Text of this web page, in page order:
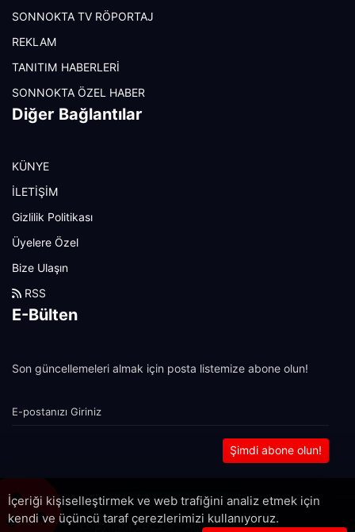
SONNOKTA TV RÖPORTAJ
REKLAM
TANITIM HABERLERİ
SONNOKTA ÖZEL HABER
Diğer Bağlantılar
KÜNYE
İLETİŞİM
Gizlilik Politikası
Üyelere Özel
Bize Ulaşın
RSS
E-Bülten
Son güncellemeleri almak için posta listemize abone olun!
Şimdi abone olun!
Copyright 2022© - Allright reserved.
İçeriği kişiselleştirmek ve web trafiğini analiz etmek için
kendi ve üçüncü taraf çerezlerimizi kullanıyoruz.